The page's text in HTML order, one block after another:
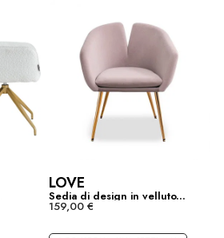
LOVE
Sedia di design in velluto...
159,00 €